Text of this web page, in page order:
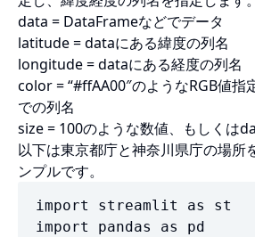
data = DataFrameなどでデータ
latitude = dataにある緯度の列名
longitude = dataにある経度の列名
color = “#ffAA00″のようなRGB値指
での列名
size = 100のような数値、もしくは
以下は東京都庁と神奈川県庁の場所
ンプルです。
import streamlit as st
import pandas as pd